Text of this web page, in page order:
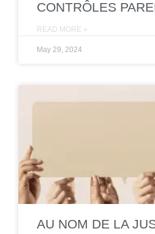
CONTRÔLES
READ MORE »
May 29, 2024
AU NOM DE LA